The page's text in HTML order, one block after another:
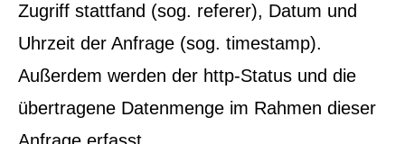
Zugriff stattfand (sog. referer), Datum und
Uhrzeit der Anfrage (sog. timestamp).
Außerdem werden der http-Status und die
übertragene Datenmenge im Rahmen dieser